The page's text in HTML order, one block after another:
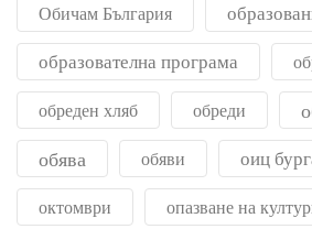
Обичам България
образователна програма
обреден хляб обреди
обява
обяви оиц
октомври опазване на